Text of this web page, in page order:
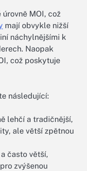
MOI, což
mají obvykle nižší
náchylnějšími k
Naopak
což poskytuje
následující:
lehčí a tradičnější,
ale větší zpětnou
často větší,
zvýšenou